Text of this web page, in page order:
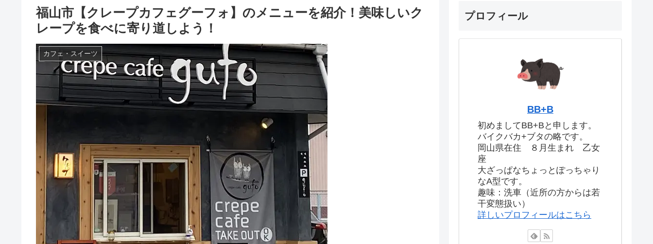
福山市【クレープカフェグーフォ】のメニューを紹介！美味しいク
レープを食べに寄り道しよう！
カフェ・スイーツ
プロフィール
BB+B
初めましてBB+Bと申します。
バイクバカ+ブタの略です。
岡山県在住 ８月生まれ 乙女
座
大ざっぱなちょっとぽっちゃり
なA型です。
趣味：洗車（近所の方からは若
干変態扱い）
詳しいプロフィールはこちら